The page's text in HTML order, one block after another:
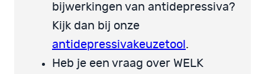
bijwerkingen van antidepressiva?
Kijk dan bij onze
antidepressivakeuzetool .
Heb je een vraag over WELK